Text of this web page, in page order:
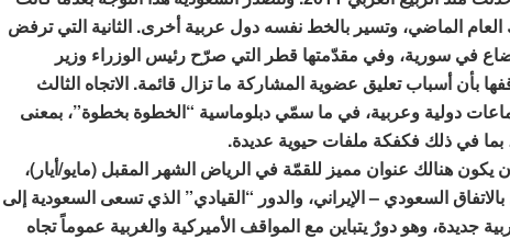
العام الماضي، وتسير بالخط نفسه دول عربية أخرى. الثانية التي ترفض
في سورية، وفي مقدّمتها قطر التي صرّح رئيس الوزراء وزير
بأن أسباب تعليق عضوية المشاركة ما تزال قائمة. الاتجاه الثالث
دولية وعربية، في ما سمّي دبلوماسية “الخطوة بخطوة”، بمعنى
في ذلك فكفكة ملفات حيوية عديدة.
هنالك عنوان مميز للقمّة في الرياض الشهر المقبل (مايو/أيار)،
السعودي – الإيراني، والدور “القيادي” الذي تسعى السعودية إلى
جديدة، وهو دورٌ يتباين مع المواقف الأميركية والغربية عموماً تجاه